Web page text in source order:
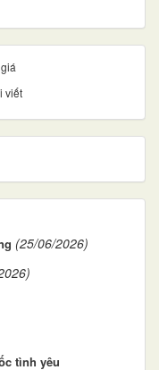
viết
(25/06/2026)
tình yêu